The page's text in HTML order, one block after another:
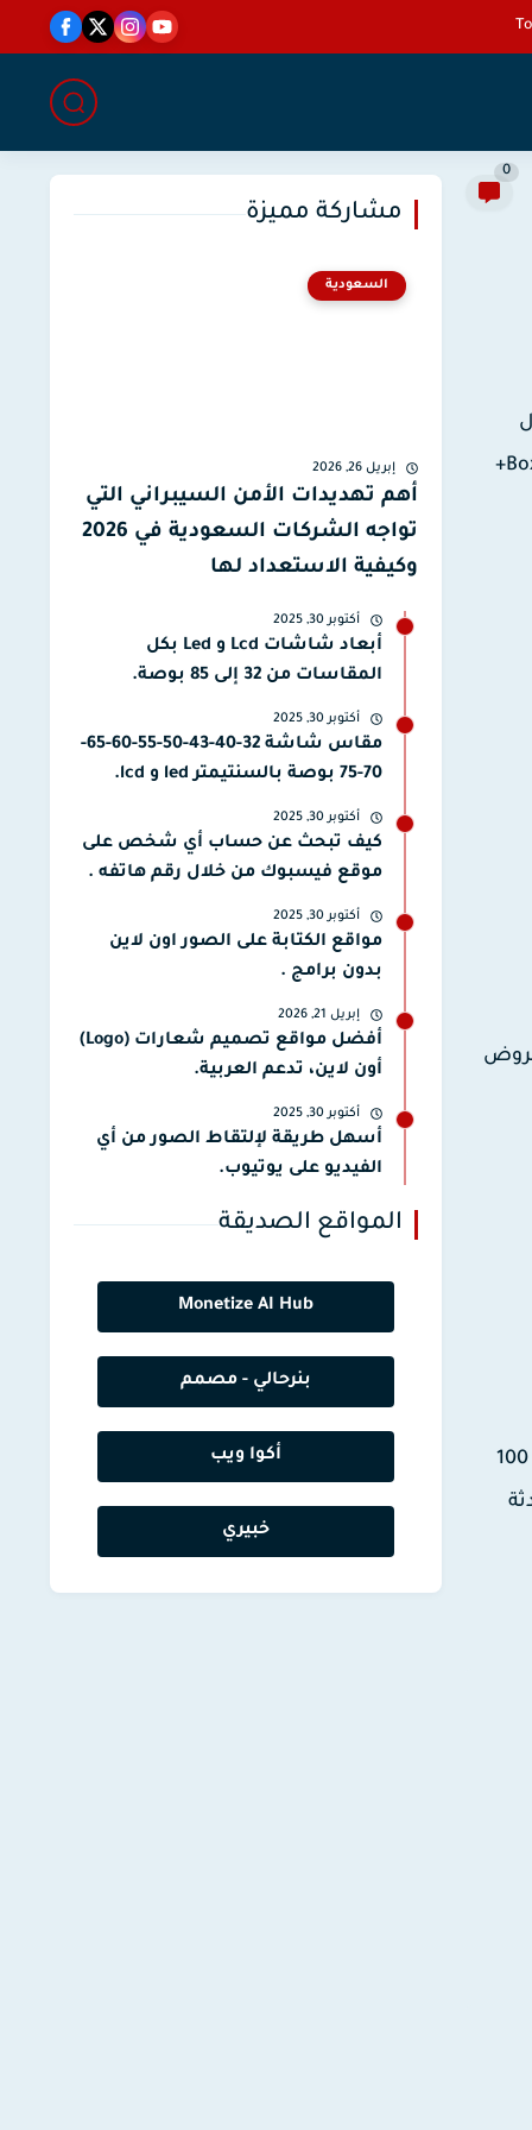
0
Box Internet 4G+
من أورانج الذي يمنح 80 جيغا شهريا بسرعة جيدة نسبيا قد تصل أحيانا إلى 100
مشاركة مميزة
السعودية
إبريل 26, 2026
أهم تهديدات الأمن السيبراني التي
تواجه الشركات السعودية في 2026
وكيفية الاستعداد لها
أكتوبر 30, 2025
أبعاد شاشات Lcd و Led بكل
المقاسات من 32 إلى 85 بوصة.
أكتوبر 30, 2025
مقاس شاشة 32-40-43-50-55-60-65-
70-75 بوصة بالسنتيمتر led و lcd.
أكتوبر 30, 2025
كيف تبحث عن حساب أي شخص على
موقع فيسبوك من خلال رقم هاتفه .
أكتوبر 30, 2025
مواقع الكتابة على الصور اون لاين
بدون برامج .
إبريل 21, 2026
أفضل مواقع تصميم شعارات (Logo)
أون لاين، تدعم العربية.
أكتوبر 30, 2025
أسهل طريقة لإلتقاط الصور من أي
الفيديو على يوتيوب.
المواقع الصديقة
Monetize AI Hub
بنرحالي - مصمم
أكوا ويب
خبيري